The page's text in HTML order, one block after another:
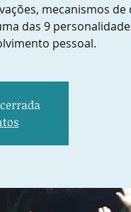
mecanismos de
das 9
pessoal.